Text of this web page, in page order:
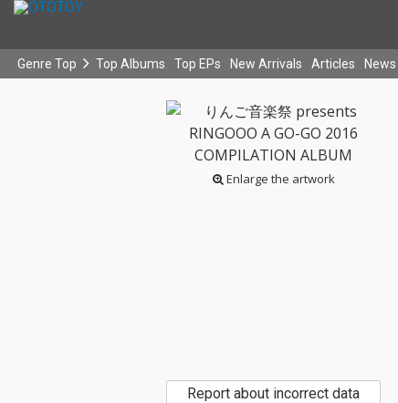
Genre Top Top Albums Top EPs New Arrivals Articles News
Enlarge the artwork
Report about incorrect data